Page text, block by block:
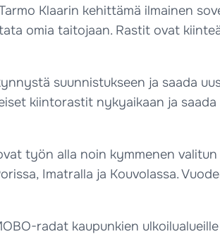
Klaarin kehittämä ilmainen
omia taitojaan. Rastit ovat
suunnistukseen ja saada
kiintorastit nykyaikaan ja
työn alla noin kymmenen
Imatralla ja Kouvolassa.
radat kaupunkien